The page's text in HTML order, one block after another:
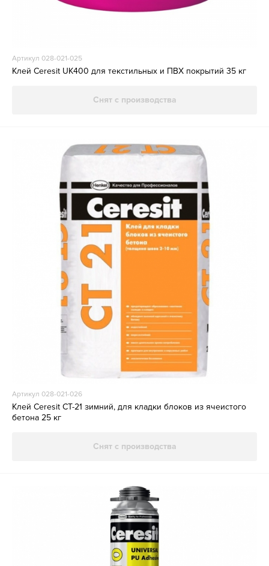
Артикул 028-021-025
Клей Ceresit UK400 для текстильных и ПВХ покрытий 35 кг
Снят с производства
Артикул 028-021-026
Клей Ceresit СТ-21 зимний, для кладки блоков из ячеистого
бетона 25 кг
Снят с производства